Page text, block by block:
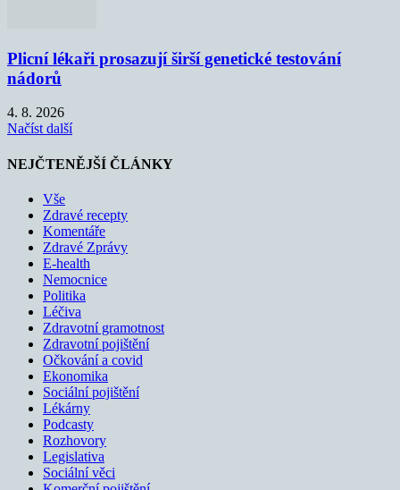
Plicní lékaři prosazují širší genetické testování
nádorů
4. 8. 2026
Načíst další
NEJČTENĚJŠÍ ČLÁNKY
Vše
Zdravé recepty
Komentáře
Zdravé Zprávy
E-health
Nemocnice
Politika
Léčiva
Zdravotní gramotnost
Zdravotní pojištění
Očkování a covid
Ekonomika
Sociální pojištění
Lékárny
Podcasty
Rozhovory
Legislativa
Sociální věci